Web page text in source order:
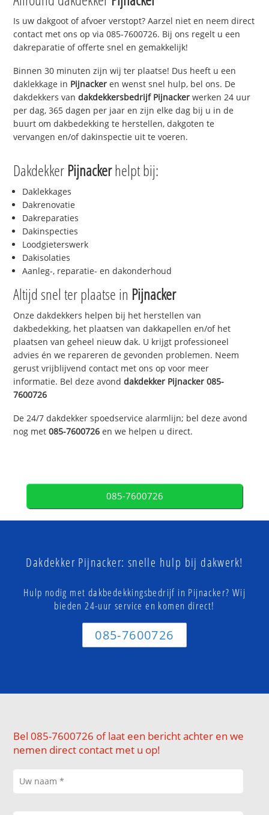
Is uw dakgoot of afvoer verstopt? Aarzel niet en neem direct
contact met ons op via 085-7600726. Bij ons regelt u een
dakreparatie of offerte snel en gemakkelijk!
Binnen 30 minuten zijn wij ter plaatse! Dus heeft u een
daklekkage in Pijnacker en wenst snel hulp, bel ons. De
dakdekkers vandakdekkersbedrijf Pijnacker werken 24 uur
per dag, 365 dagen per jaar en zijn elke dag bij u in de
buurt om dakbedekking te herstellen, dakgoten te
vervangen en/of dakinspectie uit te voeren.
Dakdekker Pijnackerhelpt bij:
Daklekkages
Dakrenovatie
Dakreparaties
Dakinspecties
Loodgieterswerk
Dakisolaties
Aanleg-, reparatie- en dakonderhoud
Altijd snel ter plaatse in Pijnacker
Onze dakdekkers helpen bij het herstellen van
dakbedekking, het plaatsen van dakkapellen en/of het
plaatsen van geheel nieuw dak. U krijgt professioneel
advies én we repareren de gevonden problemen. Neem
gerust vrijblijvend contact met ons op voor meer
informatie. Bel deze avonddakdekker Pijnacker 085-
7600726
De 24/7 dakdekker spoedservice alarmlijn; bel deze avond
nog met085-7600726 en we helpen u direct.
085-7600726
Dakdekker Pijnacker: snelle hulp bij dakwerk!
Hulp nodig met dakbedekkingsbedrijf in Pijnacker? Wij
bieden 24-uur service en komen direct!
085-7600726
Bel 085-7600726 of laat een bericht achter en we
nemen direct contact met u op!